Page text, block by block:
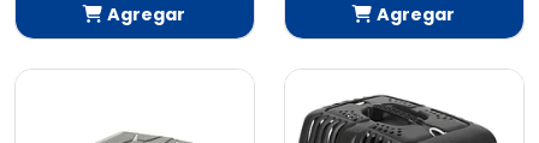
Agregar
Agregar